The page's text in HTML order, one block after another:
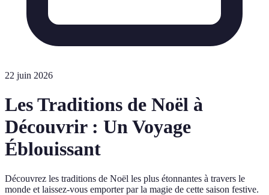
22 juin 2026
Les Traditions de Noël à
Découvrir : Un Voyage
Éblouissant
Découvrez les traditions de Noël les plus étonnantes à travers le
monde et laissez-vous emporter par la magie de cette saison festive.